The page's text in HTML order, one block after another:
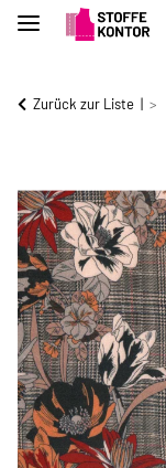
Zurück zur Liste